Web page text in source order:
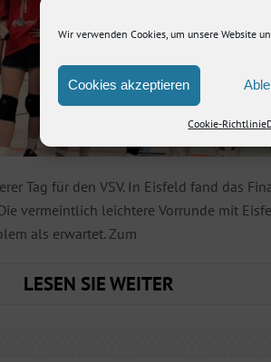
Wir verwenden Cookies, um unsere Website
Cookies akzeptieren
Cookie-Richtlinie
Tag für den VSV. In Eisfeld fand das
vermeintlich leichtere Vorrunde mit
als erwartet. Zum
LESEN SIE WEITER